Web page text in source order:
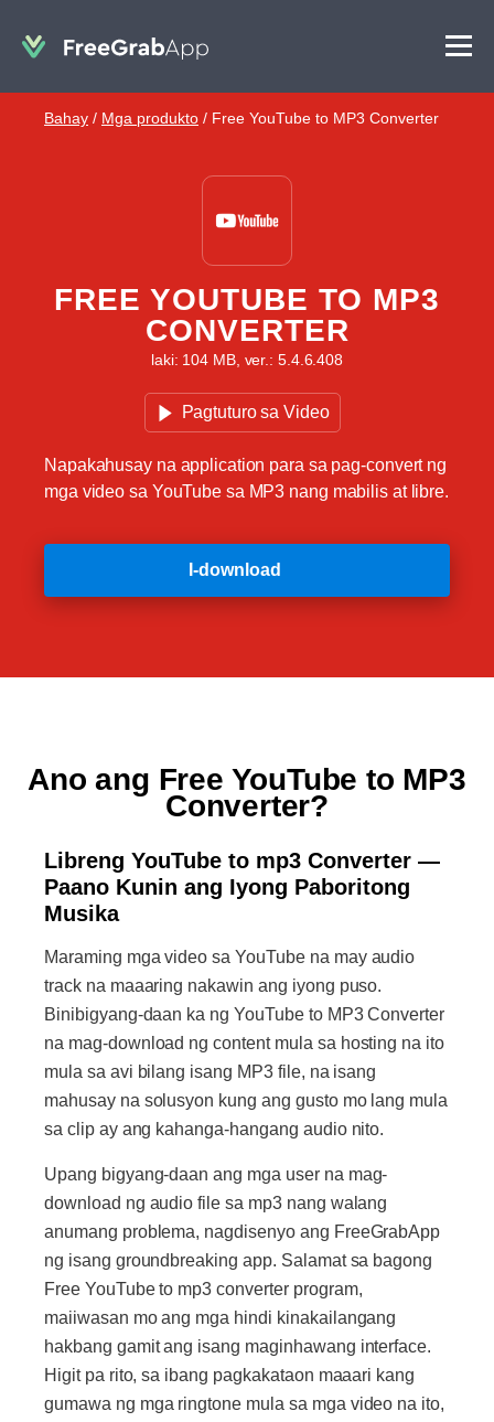
Bahay / Mga produkto / Free YouTube to MP3 Converter
FREE YOUTUBE TO MP3
CONVERTER
laki: 104 MB, ver.: 5.4.6.408
Pagtuturo sa Video
Napakahusay na application para sa pag-convert ng
mga video sa YouTube sa MP3 nang mabilis at libre.
I-download
Ano ang Free YouTube to MP3
Converter?
Libreng YouTube to mp3 Converter —
Paano Kunin ang Iyong Paboritong
Musika
Maraming mga video sa YouTube na may audio
track na maaaring nakawin ang iyong puso.
Binibigyang-daan ka ng YouTube to MP3 Converter
na mag-download ng content mula sa hosting na ito
mula sa avi bilang isang MP3 file, na isang
mahusay na solusyon kung ang gusto mo lang mula
sa clip ay ang kahanga-hangang audio nito.
Upang bigyang-daan ang mga user na mag-
download ng audio file sa mp3 nang walang
anumang problema, nagdisenyo ang FreeGrabApp
ng isang groundbreaking app. Salamat sa bagong
Free YouTube to mp3 converter program,
maiiwasan mo ang mga hindi kinakailangang
hakbang gamit ang isang maginhawang interface.
Higit pa rito, sa ibang pagkakataon maaari kang
gumawa ng mga ringtone mula sa mga video na ito,